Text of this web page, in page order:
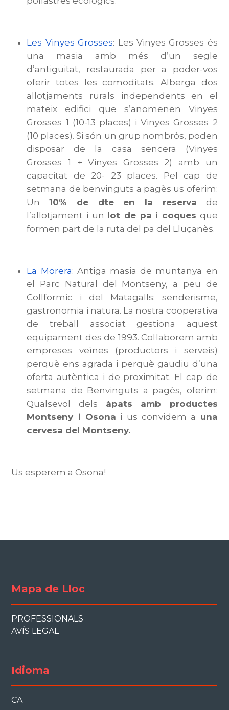
Les Vinyes Grosses: Les Vinyes Grosses és
una masia amb més d’un segle
d’antiguitat, restaurada per a poder-vos
oferir totes les comoditats. Alberga dos
allotjaments rurals independents en el
mateix edifici que s’anomenen Vinyes
Grosses 1 (10-13 places) i Vinyes Grosses 2
(10 places). Si són un grup nombrós, poden
disposar de la casa sencera (Vinyes
Grosses 1 + Vinyes Grosses 2) amb un
capacitat de 20- 23 places. Pel cap de
setmana de benvinguts a pagès us oferim:
Un10% de dte en la reserva de
l’allotjament i un lot de pa i coques que
formen part de la ruta del pa del Lluçanès.
La Morera: Antiga masia de muntanya en
el Parc Natural del Montseny, a peu de
Collformic i del Matagalls: senderisme,
gastronomia i natura. La nostra cooperativa
de treball associat gestiona aquest
equipament des de 1993. Col·laborem amb
empreses veïnes (productors i serveis)
perquè ens agrada i perquè gaudiu d’una
oferta autèntica i de proximitat. El cap de
setmana de Benvinguts a pagès, oferim:
Qualsevol dels àpats amb productes
Montseny i Osona i us convidem a una
cervesa del Montseny.
Us esperem a Osona!
Mapa de Lloc
PROFESSIONALS
AVÍS LEGAL
Idioma
CA